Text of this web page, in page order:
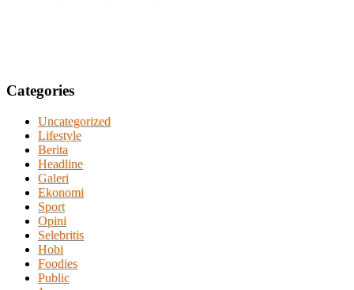
Categories
Uncategorized
Lifestyle
Berita
Headline
Galeri
Ekonomi
Sport
Opini
Selebritis
Hobi
Foodies
Public